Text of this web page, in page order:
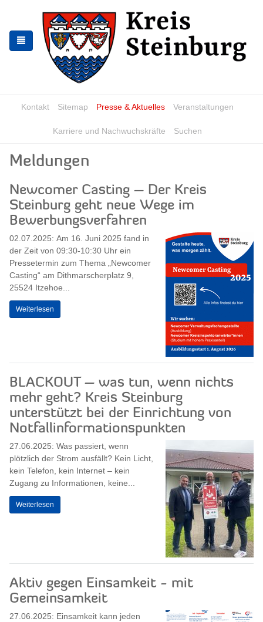
springen
springen
Kontakt Sitemap Presse & Aktuelles Veranstaltungen
Karriere und Nachwuchskräfte Suchen
Meldungen
Newcomer Casting – Der Kreis
Steinburg geht neue Wege im
Bewerbungsverfahren
02.07.2025: Am 16. Juni 2025 fand in
der Zeit von 09:30-10:30 Uhr ein
Pressetermin zum Thema „Newcomer
Casting“ am Dithmarscherplatz 9,
25524 Itzehoe...
Weiterlesen
BLACKOUT – was tun, wenn nichts
mehr geht? Kreis Steinburg
unterstützt bei der Einrichtung von
Notfallinformationspunkten
27.06.2025: Was passiert, wenn
plötzlich der Strom ausfällt? Kein Licht,
kein Telefon, kein Internet – kein
Zugang zu Informationen, keine...
Weiterlesen
Aktiv gegen Einsamkeit - mit
Gemeinsamkeit
27.06.2025: Einsamkeit kann jeden